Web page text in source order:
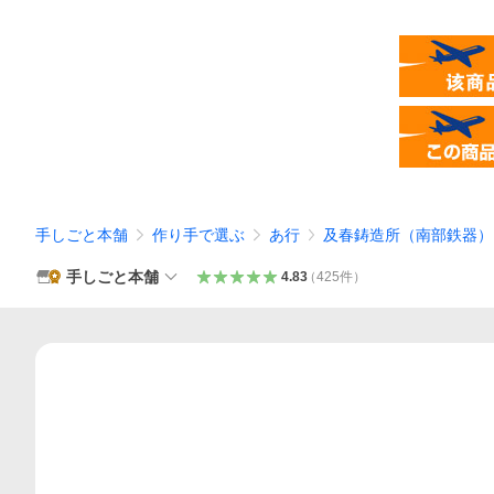
手しごと本舗 作り手で選ぶ あ行 及春鋳造所（南部鉄器）
手しごと本舗 4.83（425件）